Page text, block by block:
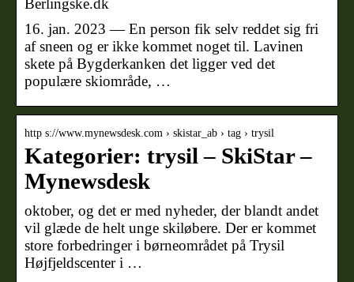
16. jan. 2023 — En person fik selv reddet sig fri
af sneen og er ikke kommet noget til. Lavinen
skete på Bygderkanken det ligger ved det
populære skiområde, …
http s://www.mynewsdesk.com › skistar_ab › tag › trysil
Kategorier: trysil – SkiStar –
Mynewsdesk
oktober, og det er med nyheder, der blandt andet
vil glæde de helt unge skiløbere. Der er kommet
store forbedringer i børneområdet på Trysil
Højfjeldscenter i …